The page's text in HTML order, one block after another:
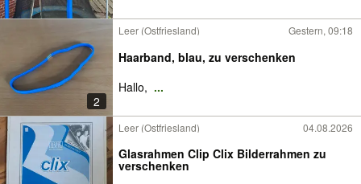
2
Leer (Ostfriesland) Gestern, 09:18
Haarband, blau, zu verschenken
Hallo, ...
Leer (Ostfriesland) 04.08.2026
Glasrahmen Clip Clix Bilderrahmen zu
verschenken